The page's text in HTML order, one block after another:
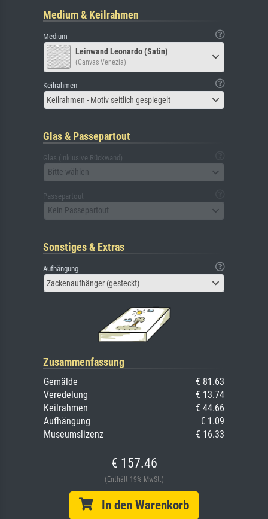
Medium & Keilrahmen
Medium
Leinwand Leonardo (Satin)
(Canvas Venezia)
Keilrahmen
Keilrahmen - Motiv seitlich gespiegelt
Glas & Passepartout
Glas (inklusive Rückwand)
Bitte wählen
Passepartout
Kein Passepartout
Sonstiges & Extras
Aufhängung
Zackenaufhänger (gesteckt)
Zusammenfassung
Gemälde
€ 81.63
Veredelung
€ 13.74
Keilrahmen
€ 44.66
Aufhängung
€ 1.09
Museumslizenz
€ 16.33
€ 157.46
(Enthält 19% MwSt.)
In den Warenkorb